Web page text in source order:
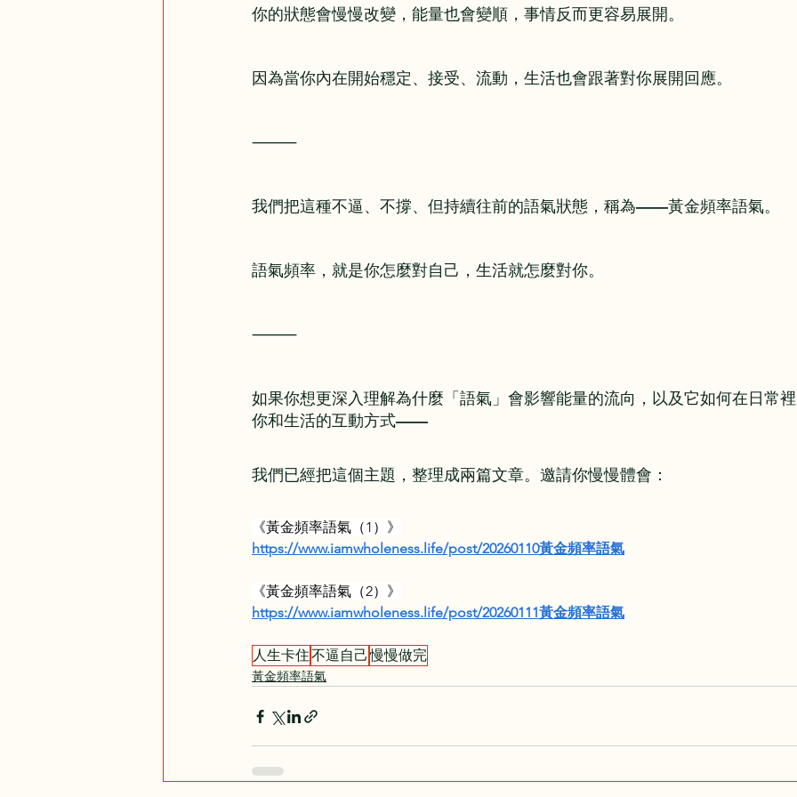
你的狀態會慢慢改變，能量也會變順，事情反而更容易展開。
因為當你內在開始穩定、接受、流動，生活也會跟著對你展開回應。
⸻
我們把這種不逼、不撐、但持續往前的語氣狀態，稱為——黃金頻率語氣。
語氣頻率，就是你怎麼對自己，生活就怎麼對你。
⸻
如果你想更深入理解為什麼「語氣」會影響能量的流向，以及它如何在日常
你和生活的互動方式——
我們已經把這個主題，整理成兩篇文章。邀請你慢慢體會：
《黃金頻率語氣（1）》
https://www.iamwholeness.life/post/20260110黃金頻率語氣
《黃金頻率語氣（2）》
https://www.iamwholeness.life/post/20260111黃金頻率語氣
人生卡住不逼自己 慢慢做完
黃金頻率語氣